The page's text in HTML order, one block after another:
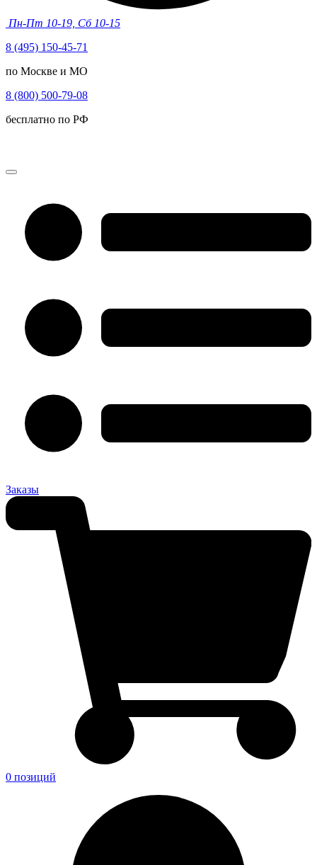
Пн-Пт 10-19, Сб 10-15
8 (495) 150-45-71
по Москве и МО
8 (800) 500-79-08
бесплатно по РФ
Заказы
0 позиций